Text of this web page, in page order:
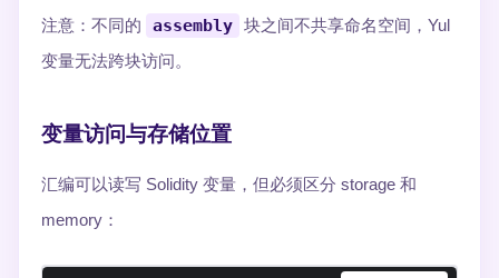
注意：不同的 assembly 块之间不共享命名空间，Yul
变量无法跨块访问。
变量访问与存储位置
汇编可以读写 Solidity 变量，但必须区分 storage 和
memory：